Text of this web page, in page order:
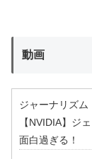
動画
ジャーナリズム
【NVIDIA】ジ
面白過ぎる！